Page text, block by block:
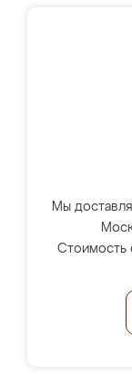
Мы
Стоимость